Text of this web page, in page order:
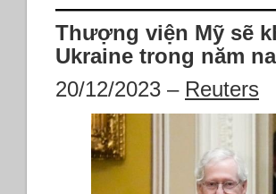
Thượng viện Mỹ sẽ
Ukraine trong năm
20/12/2023 – Reuters